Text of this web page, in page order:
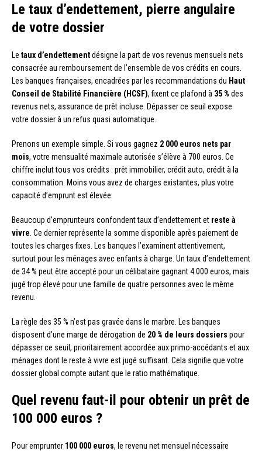
Le taux d’endettement, pierre angulaire
de votre dossier
Le taux d’endettementdésigne la part de vos revenus mensuels nets
consacrée au remboursement de l’ensemble de vos crédits en cours.
Les banques françaises, encadrées par les recommandations du Haut
Conseil de Stabilité Financière (HCSF), fixent ce plafond à 35 % des
revenus nets, assurance de prêt incluse. Dépasser ce seuil expose
votre dossier à un refus quasi automatique.
Prenons un exemple simple. Si vous gagnez 2 000 euros nets par
mois, votre mensualité maximale autorisée s’élève à 700 euros. Ce
chiffre inclut tous vos crédits : prêt immobilier, crédit auto, crédit à la
consommation. Moins vous avez de charges existantes, plus votre
capacité d’emprunt est élevée.
Beaucoup d’emprunteurs confondent taux d’endettement et reste à
vivre . Ce dernier représente la somme disponible après paiement de
toutes les charges fixes. Les banques l’examinent attentivement,
surtout pour les ménages avec enfants à charge. Un taux d’endettement
de 34 % peut être accepté pour un célibataire gagnant 4 000 euros, mais
jugé trop élevé pour une famille de quatre personnes avec le même
revenu.
La règle des 35 % n’est pas gravée dans le marbre. Les banques
disposent d’une marge de dérogation de 20 % de leurs dossiers pour
dépasser ce seuil, prioritairement accordée aux primo-accédants et aux
ménages dont le reste à vivre est jugé suffisant. Cela signifie que votre
dossier global compte autant que le ratio mathématique.
Quel revenu faut-il pour obtenir un prêt de
100 000 euros ?
Pour emprunter 100 000 euros, le revenu net mensuel nécessaire